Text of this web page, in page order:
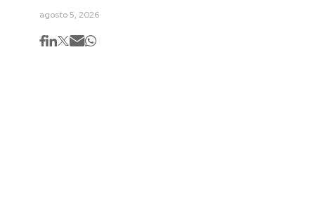
agosto 5, 2026